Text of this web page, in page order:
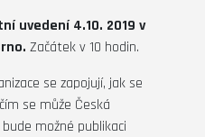
uvedení 4.10. 2019 v
Začátek v 10 hodin.
se zapojují, jak se
se může Česká
možné publikaci